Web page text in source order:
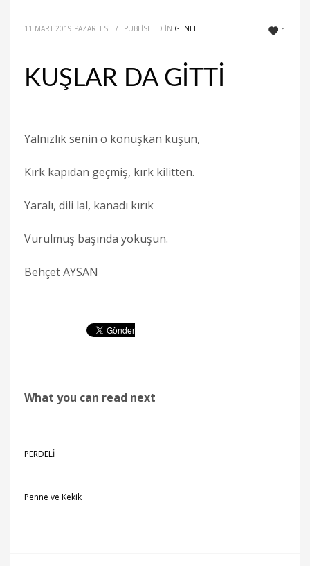
1
11 MART 2019 PAZARTESI / PUBLISHED IN GENEL
KUŞLAR DA GİTTİ
Yalnızlık senin o konuşkan kuşun,
Kırk kapıdan geçmiş, kırk kilitten.
Yaralı, dili lal, kanadı kırık
Vurulmuş başında yokuşun.
Behçet AYSAN
What you can read next
PERDELİ
Penne ve Kekik